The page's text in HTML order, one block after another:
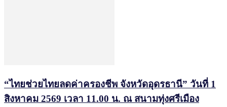
“ไทยช่วยไทยลดค่าครองชีพ จังหวัดอุดรธานี” วันที่ 1
สิงหาคม 2569 เวลา 11.00 น. ณ สนามทุ่งศรีเมือง